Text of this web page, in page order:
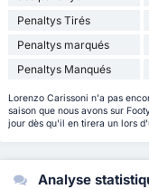
Penaltys Tirés
Penaltys marqués
Penaltys Manqués
Lorenzo Carissoni n'a pas
saison que nous avons sur
jour dès qu'il en tirera un lors
Analyse